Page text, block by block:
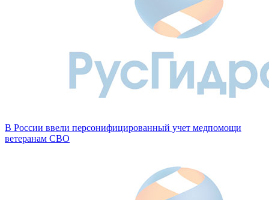
В России ввели персонифицированный учет медпомощи
ветеранам СВО